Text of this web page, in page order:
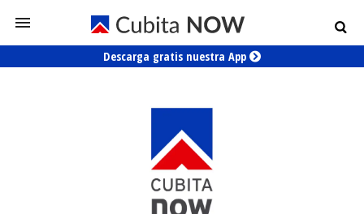
Descarga gratis nuestra App